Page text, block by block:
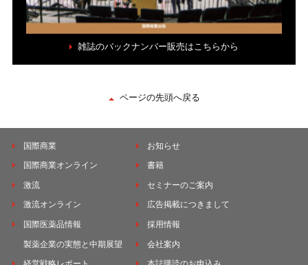
雑誌のバックナンバー販売はこちらから
ページの先頭へ戻る
国際商業
国際商業オンライン
激流
激流オンライン
国際医薬品情報
製薬企業の実態と中期展望
お知らせ
書籍
セミナーのご案内
広告掲載につきまして
採用情報
会社案内